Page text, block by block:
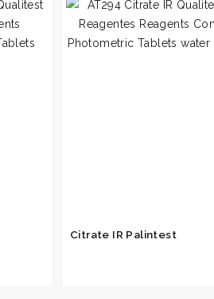
Citrate IR Palintest